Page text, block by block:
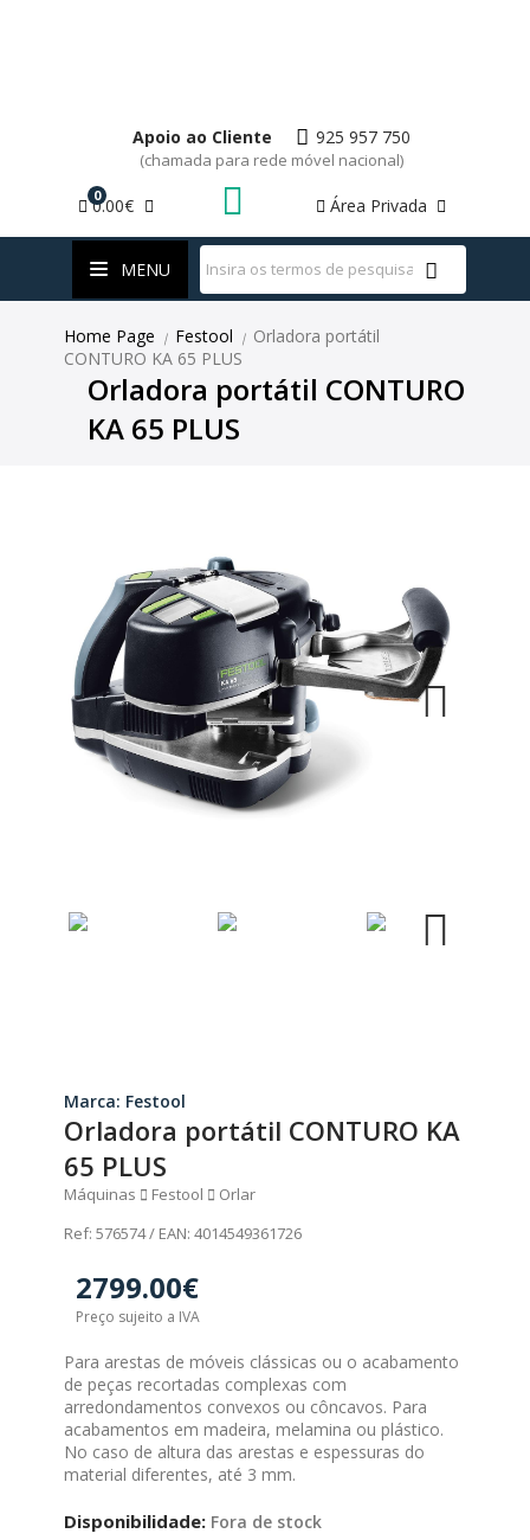
WhatsApp
Apoio ao Cliente 925 957 750
(chamada para rede móvel nacional)
Área Privada
0
0.00€
MENU
Home Page | Festool | Orladora portátil
CONTURO KA 65 PLUS
Orladora portátil CONTURO
KA 65 PLUS
Marca: Festool
Orladora portátil CONTURO KA
65 PLUS
Máquinas Festool
Orlar
Ref: 576574 / EAN: 4014549361726
2799.00€
Preço sujeito a IVA
Para arestas de móveis clássicas ou o acabamento
de peças recortadas complexas com
arredondamentos convexos ou côncavos. Para
acabamentos em madeira, melamina ou plástico.
No caso de altura das arestas e espessuras do
material diferentes, até 3 mm.
Disponibilidade: Fora de stock